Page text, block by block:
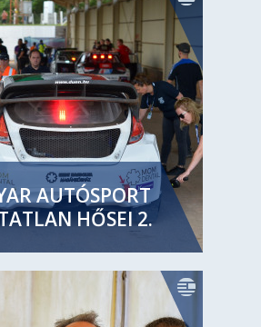
AUTÓSPORT
HŐSEI 2.